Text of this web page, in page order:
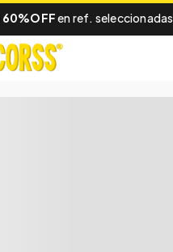
60%OFFen ref. seleccionadas.